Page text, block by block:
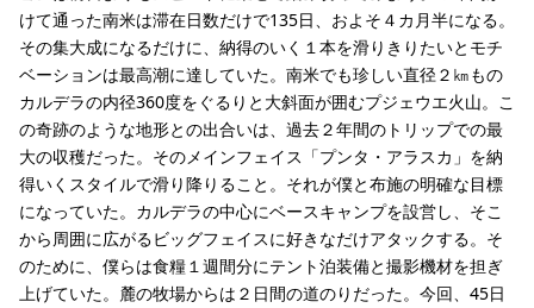
けて通った南米は滞在日数だけで135日、およそ４カ月半になる。
その集大成になるだけに、納得のいく１本を滑りきりたいとモチ
ベーションは最高潮に達していた。南米でも珍しい直径２㎞もの
カルデラの内径360度をぐるりと大斜面が囲むプジェウエ火山。こ
の奇跡のような地形との出合いは、過去２年間のトリップでの最
大の収穫だった。そのメインフェイス「プンタ・アラスカ」を納
得いくスタイルで滑り降りること。それが僕と布施の明確な目標
になっていた。カルデラの中心にベースキャンプを設営し、そこ
から周囲に広がるビッグフェイスに好きなだけアタックする。そ
のために、僕らは食糧１週間分にテント泊装備と撮影機材を担ぎ
上げていた。麓の牧場からは２日間の道のりだった。今回、45日